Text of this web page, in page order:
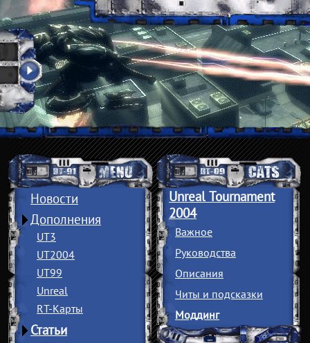
Новости
Дополнения
UT3
UT2004
UT99
Unreal
RT-Карты
Статьи
Unreal Tournament
2004
Важное
Руководства
Описания
Читы и подсказки
Моддинг